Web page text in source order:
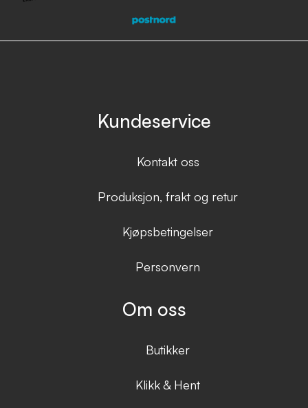
Kundeservice
Kontakt oss
Produksjon, frakt og retur
Kjøpsbetingelser
Personvern
Om oss
Butikker
Klikk & Hent